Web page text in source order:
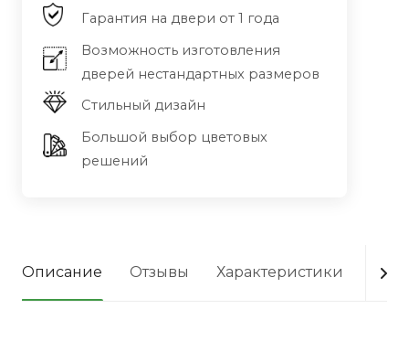
Гарантия на двери от 1 года
Возможность изготовления
дверей нестандартных размеров
Стильный дизайн
Большой выбор цветовых
решений
Описание Отзывы Характеристики